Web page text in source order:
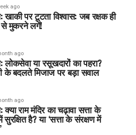
ago
खाकी पर टूटता विश्वास: जब रक्षक ही
से मुकरने लगें!
ago
लोकसेवा या रसूखदारों का पहरा?
के बदलते मिजाज पर बड़ा सवाल
ago
राम मंदिर का चढ़ावा सत्ता के
सुरक्षित है? या ‘सत्ता के संरक्षण में